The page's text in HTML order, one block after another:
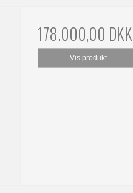
178.000,00 DKK
Vis produkt